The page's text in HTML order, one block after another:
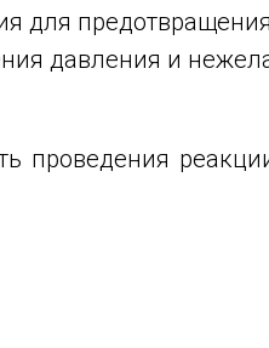
для
давления и
проведения